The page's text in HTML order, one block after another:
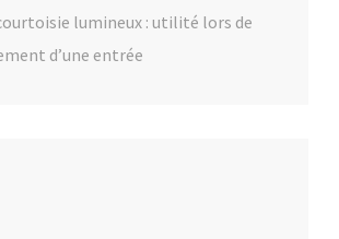
lumineux : utilité lors de
d’une entrée